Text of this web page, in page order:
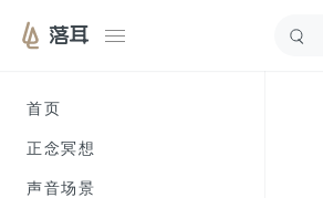
落耳
首页
正念冥想
声音场景